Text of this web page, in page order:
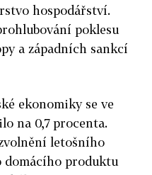
hospodářství.
poklesu
a západních sankcí
ekonomiky se ve
na 0,7 procenta.
letošního
produktu